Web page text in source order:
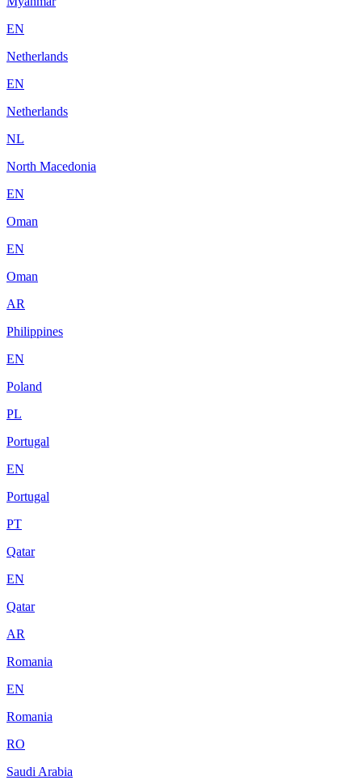
EN
Netherlands
EN
Netherlands
NL
North Macedonia
EN
Oman
EN
Oman
AR
Philippines
EN
Poland
PL
Portugal
EN
Portugal
PT
Qatar
EN
Qatar
AR
Romania
EN
Romania
RO
Saudi Arabia